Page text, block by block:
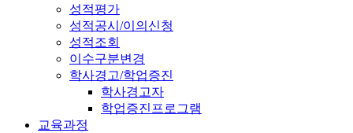
성적평가
성적공시/이의신청
성적조회
이수구분변경
학사경고/학업증진
학사경고자
학업증진프로그램
교육과정